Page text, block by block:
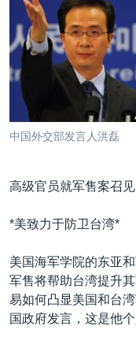
索
非洲
美洲
全球议题
军事
劳工
国会报道
美中关系
美国建国250周年
埃博拉疫情
台海两岸关系
关注新疆
GEN Z 看美国
VOA今日焦点
中文广播
关注我们
其他语言网站
中国外交部发言人洪磊
高级官员就军售案召
*美致力于防卫台湾*
美国海军学院的东亚
军售将帮助台湾提升
易如何凸显美国和台
国政府发言，这是他个